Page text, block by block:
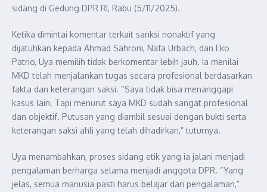
sidang di Gedung DPR RI, Rabu (5/11/2025).
Ketika dimintai komentar terkait sanksi nonaktif yang
dijatuhkan kepada Ahmad Sahroni, Nafa Urbach, dan Eko
Patrio, Uya memilih tidak berkomentar lebih jauh. Ia menilai
MKD telah menjalankan tugas secara profesional berdasarkan
fakta dan keterangan saksi. “Saya tidak bisa menanggapi
kasus lain. Tapi menurut saya MKD sudah sangat profesional
dan objektif. Putusan yang diambil sesuai dengan bukti serta
keterangan saksi ahli yang telah dihadirkan,” tuturnya.
Uya menambahkan, proses sidang etik yang ia jalani menjadi
pengalaman berharga selama menjadi anggota DPR. “Yang
jelas, semua manusia pasti harus belajar dari pengalaman,”